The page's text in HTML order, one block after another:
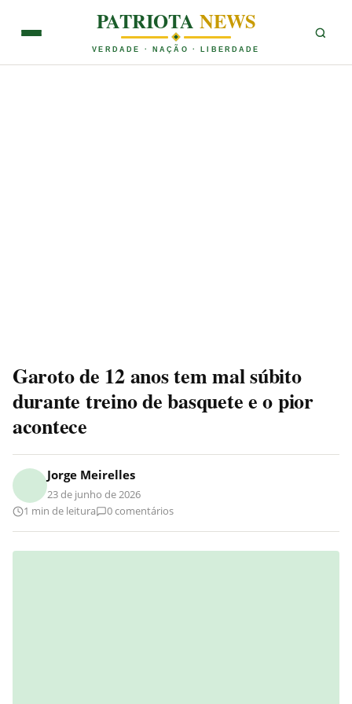
PATRIOTANEWS
VERDADE · NAÇÃO · LIBERDADE
Garoto de 12 anos tem mal súbito
durante treino de basquete e o pior
acontece
Jorge Meirelles
23 de junho de 2026
1 min de leitura
0 comentários